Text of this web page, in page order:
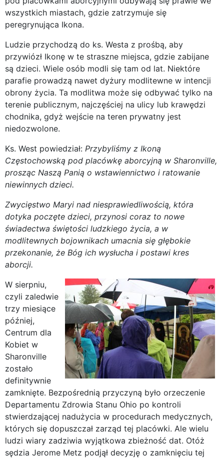
wszystkich miastach, gdzie zatrzymuje się
peregrynująca Ikona.
Ludzie przychodzą do ks. Westa z prośbą, aby
przywiózł Ikonę w te straszne miejsca, gdzie zabijane
są dzieci. Wiele osób modli się tam od lat. Niektóre
parafie prowadzą nawet dyżury modlitewne w intencji
obrony życia. Ta modlitwa może się odbywać tylko na
terenie publicznym, najczęściej na ulicy lub krawędzi
chodnika, gdyż wejście na teren prywatny jest
niedozwolone.
Ks. West powiedział: Przybyliśmy z Ikoną
Częstochowską pod placówkę aborcyjną w Sharonville,
prosząc Naszą Panią o wstawiennictwo i ratowanie
niewinnych dzieci.
Zwycięstwo Maryi nad niesprawiedliwością, która
dotyka poczęte dzieci, przynosi coraz to nowe
świadectwa świętości ludzkiego życia, a w
modlitewnych bojownikach umacnia się głębokie
przekonanie, że Bóg ich wysłucha i postawi kres
aborcji.
W sierpniu,
czyli zaledwie
trzy miesiące
później,
Centrum dla
Kobiet w
Sharonville
zostało
definitywnie
zamknięte. Bezpośrednią przyczyną było orzeczenie
Departamentu Zdrowia Stanu Ohio po kontroli
stwierdzającej nadużycia w procedurach medycznych,
których się dopuszczał zarząd tej placówki. Ale wielu
ludzi wiary zadziwia wyjątkowa zbieżność dat. Otóż
sędzia Jerome Metz podjął decyzję o zamknięciu tej